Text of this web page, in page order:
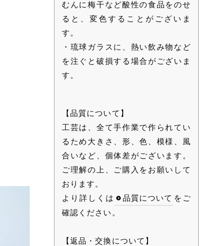
むんに梅干など酸性の食品をのせ
ると、変色することがございま
す。
・琉球ガラスに、熱い飲み物など
を注ぐと破損する場合がございま
す。
【品質について】
工芸は、全て手作業で作られてい
るため大きさ、形、色、模様、風
合いなど、個体差がございます。
ご理解の上、ご購入をお願いして
おります。
より詳しくは
品質について をご
確認ください。
【返品・交換について】